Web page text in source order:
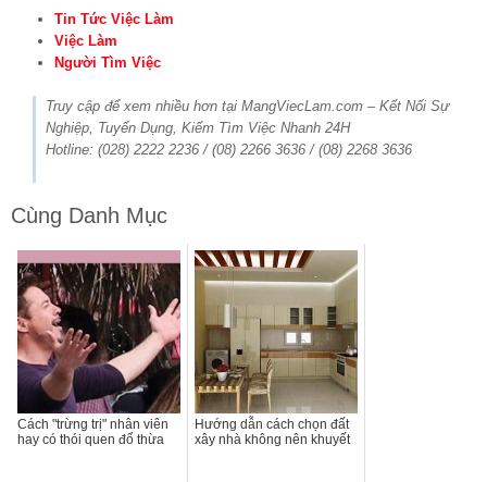
Tin Tức Việc Làm
Việc Làm
Người Tìm Việc
Truy cập để xem nhiều hơn tại MangViecLam.com – Kết Nối Sự
Nghiệp, Tuyển Dụng, Kiếm Tìm Việc Nhanh 24H
Hotline: (028) 2222 2236 / (08) 2266 3636 / (08) 2268 3636
Cùng Danh Mục
Cách "trừng trị" nhân viên
hay có thói quen đổ thừa
Hướng dẫn cách chọn đất
xây nhà không nên khuyết